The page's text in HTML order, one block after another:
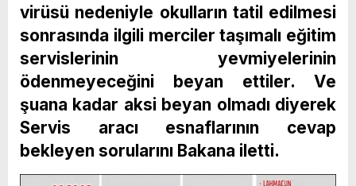
virüsü nedeniyle okulların tatil edilmesi
sonrasında ilgili merciler taşımalı eğitim
servislerinin yevmiyelerinin
ödenmeyeceğini beyan ettiler. Ve
şuana kadar aksi beyan olmadı diyerek
Servis aracı esnaflarının cevap
bekleyen sorularını Bakana iletti.